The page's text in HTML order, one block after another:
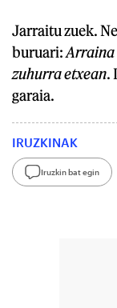
Jarraitu zuek.
buruari:Arraina
zuhurra etxean.
garaia.
IRUZKINAK
Iruzkin bat egin